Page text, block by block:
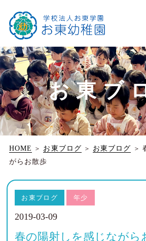
お東ブ
HOME ＞ お東ブログ ＞ お東ブログ ＞
がらお散歩
お東ブログ 年少
2019-03-09
春の陽射しを感じながら